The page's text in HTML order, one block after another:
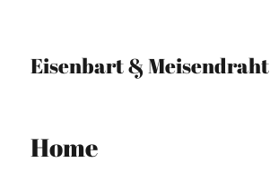
Eisenbart & Meisendraht
Home